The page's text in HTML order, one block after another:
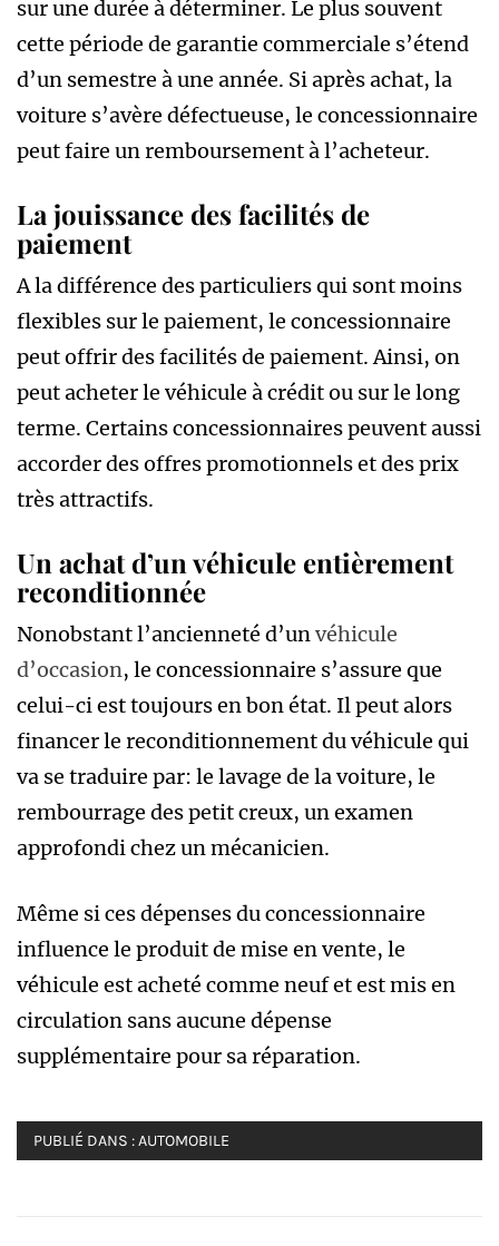
sur une durée à déterminer. Le plus souvent
cette période de garantie commerciale s’étend
d’un semestre à une année. Si après achat, la
voiture s’avère défectueuse, le concessionnaire
peut faire un remboursement à l’acheteur.
La jouissance des facilités de
paiement
A la différence des particuliers qui sont moins
flexibles sur le paiement, le concessionnaire
peut offrir des facilités de paiement. Ainsi, on
peut acheter le véhicule à crédit ou sur le long
terme. Certains concessionnaires peuvent aussi
accorder des offres promotionnels et des prix
très attractifs.
Un achat d’un véhicule entièrement
reconditionnée
Nonobstant l’ancienneté d’unvéhicule
d’occasion, le concessionnaire s’assure que
celui-ci est toujours en bon état. Il peut alors
financer le reconditionnement du véhicule qui
va se traduire par: le lavage de la voiture, le
rembourrage des petit creux, un examen
approfondi chez un mécanicien.
Même si ces dépenses du concessionnaire
influence le produit de mise en vente, le
véhicule est acheté comme neuf et est mis en
circulation sans aucune dépense
supplémentaire pour sa réparation.
PUBLIÉ DANS :AUTOMOBILE